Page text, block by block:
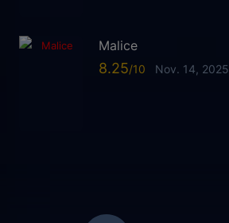
Malice
8.25 Nov. 14, 2025